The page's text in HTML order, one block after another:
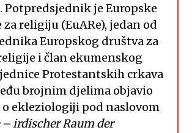
Potpredsjednik je Europske
za religiju (EuARe), jedan od
Europskog društva za
i član ekumenskog
Protestantskih crkava
brojnim djelima objavio
ekleziologiji pod naslovom
irdischer Raum der